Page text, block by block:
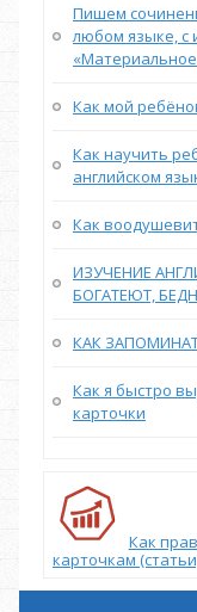
Пишем
любом языке, с
Как мой
Как научить
английском
Как
ИЗУЧЕНИЕ
БОГАТЕЮТ,
КАК
Как я быстро
карточки
Как
карточкам